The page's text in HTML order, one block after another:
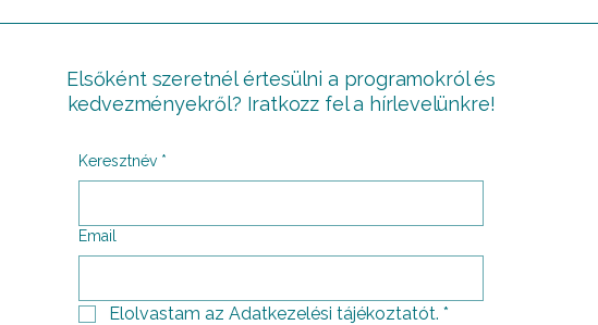
Elsőként szeretnél értesülni a programokról és
kedvezményekről? Iratkozz fel a hírlevelünkre!
Keresztnév *
Email
Elolvastam az Adatkezelési tájékoztatót. *